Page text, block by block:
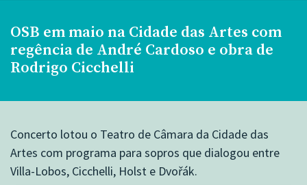
OSB em maio na Cidade das Artes com
regência de André Cardoso e obra de
Rodrigo Cicchelli
Concerto lotou o Teatro de Câmara da Cidade das
Artes com programa para sopros que dialogou entre
Villa-Lobos, Cicchelli, Holst e Dvořák.